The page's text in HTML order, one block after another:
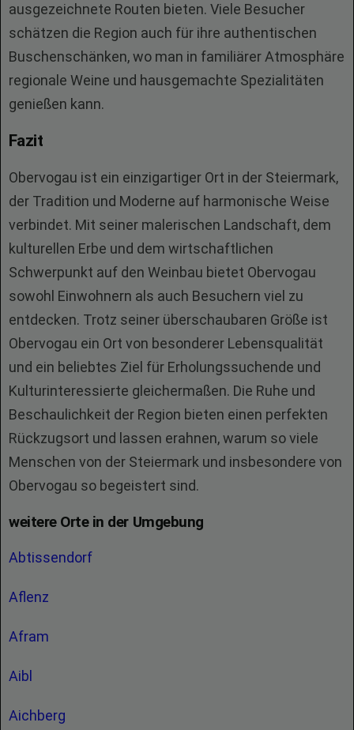
ausgezeichnete Routen bieten. Viele Besucher
schätzen die Region auch für ihre authentischen
Buschenschänken, wo man in familiärer Atmosphäre
regionale Weine und hausgemachte Spezialitäten
genießen kann.
Fazit
Obervogau ist ein einzigartiger Ort in der Steiermark,
der Tradition und Moderne auf harmonische Weise
verbindet. Mit seiner malerischen Landschaft, dem
kulturellen Erbe und dem wirtschaftlichen
Schwerpunkt auf den Weinbau bietet Obervogau
sowohl Einwohnern als auch Besuchern viel zu
entdecken. Trotz seiner überschaubaren Größe ist
Obervogau ein Ort von besonderer Lebensqualität
und ein beliebtes Ziel für Erholungssuchende und
Kulturinteressierte gleichermaßen. Die Ruhe und
Beschaulichkeit der Region bieten einen perfekten
Rückzugsort und lassen erahnen, warum so viele
Menschen von der Steiermark und insbesondere von
Obervogau so begeistert sind.
weitere Orte in der Umgebung
Abtissendorf
Aflenz
Afram
Aibl
Aichberg